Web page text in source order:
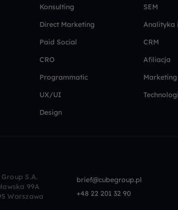
Konsulting
SEM
Direct Marketing
Analityka
Paid Social
CRM
CRO
Afiliacja
Programmatic
UX/UI
Design
Group S.A.
99A
Warszawa
brief@cubegroup.pl
+48 22 201 32 90